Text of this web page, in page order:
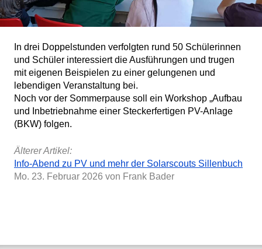
In drei Doppelstunden verfolgten rund 50 Schülerinnen
und Schüler interessiert die Ausführungen und trugen
mit eigenen Beispielen zu einer gelungenen und
lebendigen Veranstaltung bei.
Noch vor der Sommerpause soll ein Workshop „Aufbau
und Inbetriebnahme einer Steckerfertigen PV-Anlage
(BKW) folgen.
Älterer Artikel:
Info-Abend zu PV und mehr der Solarscouts Sillenbuch
Mo. 23. Februar 2026 von Frank Bader